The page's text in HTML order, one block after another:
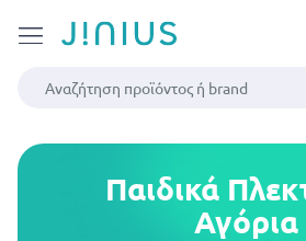
Παιδικά
Αγόρια